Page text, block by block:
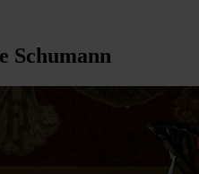
Schumann